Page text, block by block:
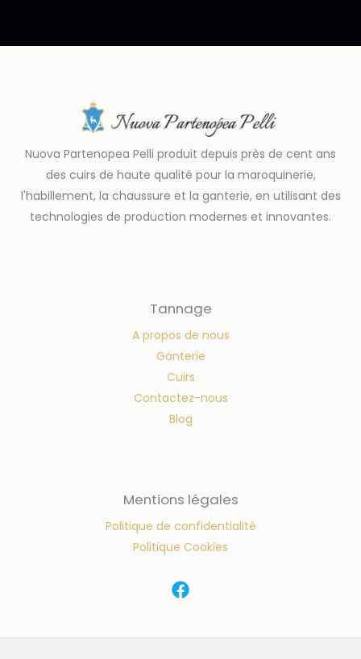
Nuova Partenopea Pelli produit depuis près de cent ans
des cuirs de haute qualité pour la maroquinerie,
l'habillement, la chaussure et la ganterie, en utilisant des
technologies de production modernes et innovantes.
Tannage
A propos de nous
Ganterie
Cuirs
Contactez-nous
Blog
Mentions légales
Politique de confidentialité
Politique Cookies